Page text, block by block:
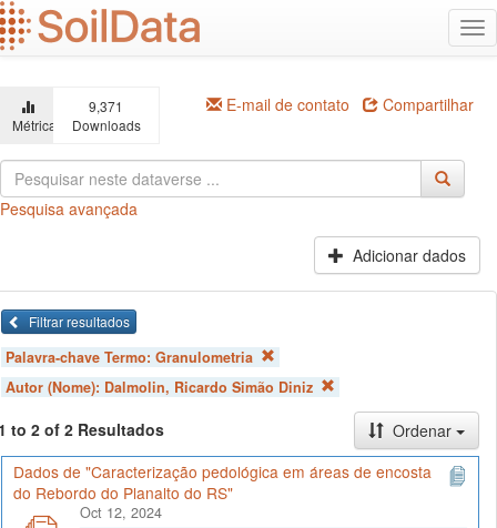
Ir
para
o
principal
Métricas
9,371
Downloads
E-mail de contato Compartilhar
Pesquisa avançada
Adicionar dados
Filtrar resultados
Palavra-chave Termo: Granulometria
Autor (Nome): Dalmolin, Ricardo Simão Diniz
to 2 of 2 Resultados
Ordenar
Dados de "Caracterização pedológica em áreas de encosta
do Rebordo do Planalto do RS"
Oct 12, 2024